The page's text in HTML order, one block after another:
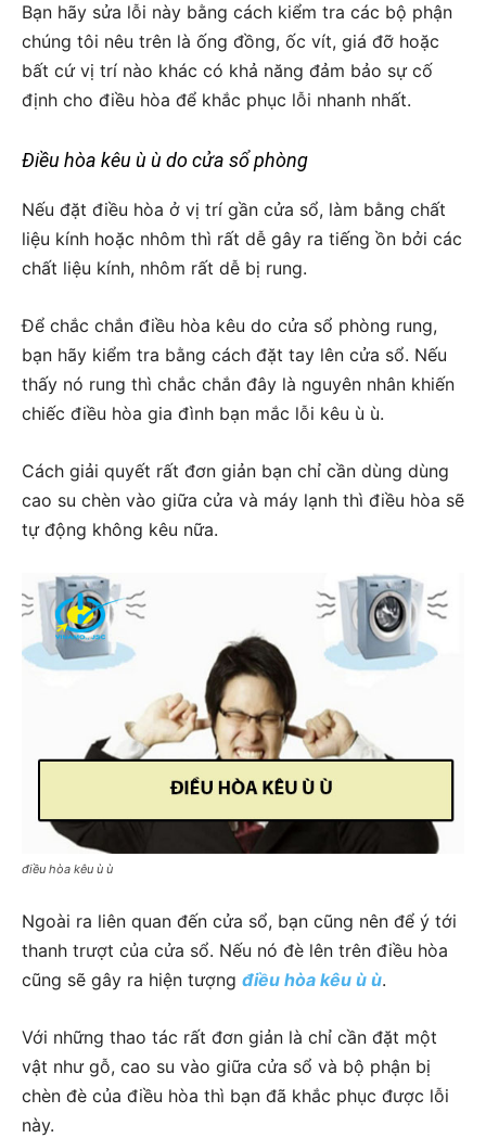
Bạn hãy sửa lỗi này bằng cách kiểm tra các bộ phận
chúng tôi nêu trên là ống đồng, ốc vít, giá đỡ hoặc
bất cứ vị trí nào khác có khả năng đảm bảo sự cố
định cho điều hòa để khắc phục lỗi nhanh nhất.
Điều hòa kêu ù ù do cửa sổ phòng
Nếu đặt điều hòa ở vị trí gần cửa sổ, làm bằng chất
liệu kính hoặc nhôm thì rất dễ gây ra tiếng ồn bởi các
chất liệu kính, nhôm rất dễ bị rung.
Để chắc chắn điều hòa kêu do cửa sổ phòng rung,
bạn hãy kiểm tra bằng cách đặt tay lên cửa sổ. Nếu
thấy nó rung thì chắc chắn đây là nguyên nhân khiến
chiếc điều hòa gia đình bạn mắc lỗi kêu ù ù.
Cách giải quyết rất đơn giản bạn chỉ cần dùng dùng
cao su chèn vào giữa cửa và máy lạnh thì điều hòa sẽ
tự động không kêu nữa.
điều hòa kêu ù ù
Ngoài ra liên quan đến cửa sổ, bạn cũng nên để ý tới
thanh trượt của cửa sổ. Nếu nó đè lên trên điều hòa
cũng sẽ gây ra hiện tượng điều hòa kêu ù ù.
Với những thao tác rất đơn giản là chỉ cần đặt một
vật như gỗ, cao su vào giữa cửa sổ và bộ phận bị
chèn đè của điều hòa thì bạn đã khắc phục được lỗi
này.